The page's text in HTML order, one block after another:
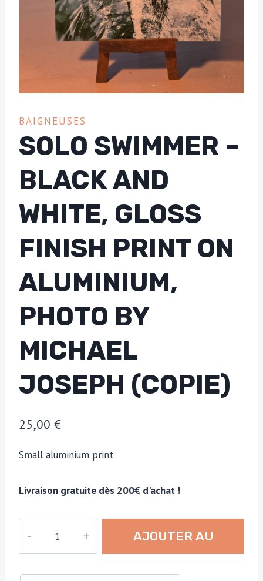
BAIGNEUSES
SOLO SWIMMER –
BLACK AND
WHITE, GLOSS
FINISH PRINT ON
ALUMINIUM,
PHOTO BY
MICHAEL
JOSEPH (COPIE)
25,00 €
Small aluminium print
Livraison gratuite dès 200€ d'achat !
Solo
swimmer
AJOUTER AU
PANIER